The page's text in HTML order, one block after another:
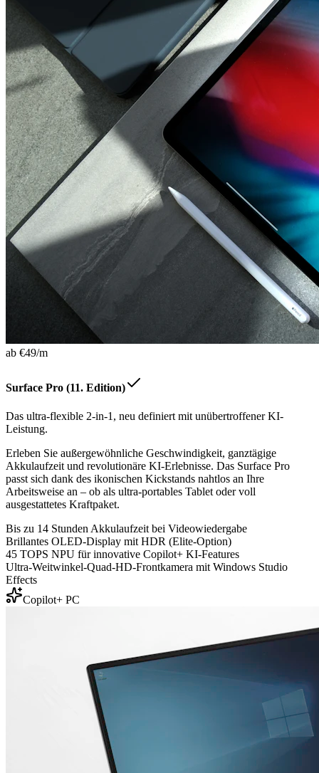
ab €49/m
Surface Pro (11. Edition)
Das ultra-flexible 2-in-1, neu definiert mit unübertroffener KI-
Leistung.
Erleben Sie außergewöhnliche Geschwindigkeit, ganztägige
Akkulaufzeit und revolutionäre KI-Erlebnisse. Das Surface Pro
passt sich dank des ikonischen Kickstands nahtlos an Ihre
Arbeitsweise an – ob als ultra-portables Tablet oder voll
ausgestattetes Kraftpaket.
Bis zu 14 Stunden Akkulaufzeit bei Videowiedergabe
Brillantes OLED-Display mit HDR (Elite-Option)
45 TOPS NPU für innovative Copilot+ KI-Features
Ultra-Weitwinkel-Quad-HD-Frontkamera mit Windows Studio
Effects
Copilot+ PC